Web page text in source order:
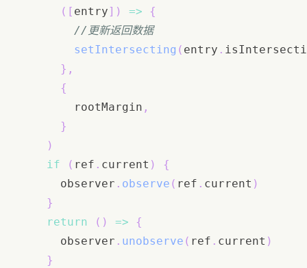
( [ entry] ) =>
{
//更新返回数据
setIntersecting ( entry .
} ,
{
        rootMargin
,
}
)
if
( ref . current )
{
      observer
. observe ( ref . current )
}
return
( ) =>
{
      observer
. unobserve ( ref . current )
}